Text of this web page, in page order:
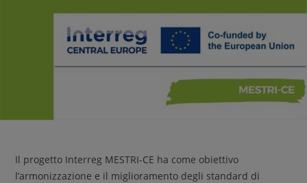
Il progetto Interreg MESTRI-CE ha come obiettivo
l’armonizzazione e il miglioramento degli standard di